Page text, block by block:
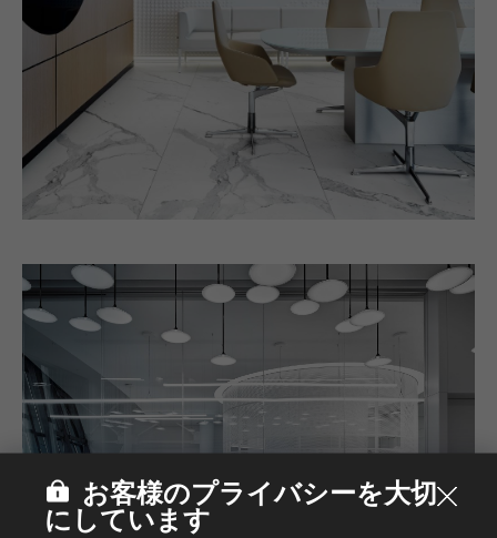
お客様のプライバシーを大切
にしています